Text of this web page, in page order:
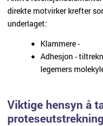
direkte motvirker krefter
underlaget:
Klammere -
Adhesjon -
legemers
Viktige hensyn å